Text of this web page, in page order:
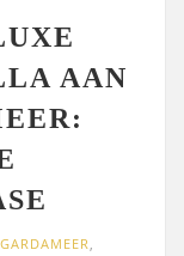
AAN
GARDAMEER,